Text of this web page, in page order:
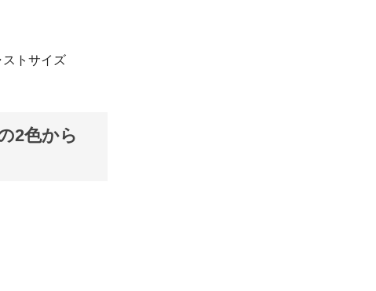
トサイズ
2色から